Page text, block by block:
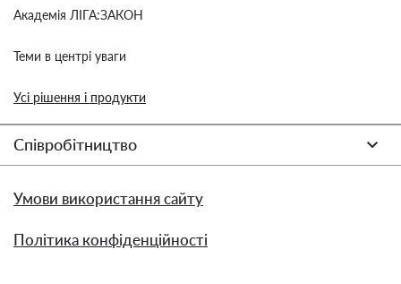
Академія ЛІГА:ЗАКОН
Теми в центрі уваги
Усі рішення і продукти
Співробітництво
Умови використання сайту
Політика конфіденційності